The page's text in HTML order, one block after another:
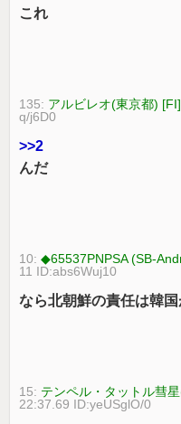
これ
135: アルビレオ(東京都) [FI]
q/j6D0
>>2
んだ
10:◆65537PNPSA (SB-
11 ID:abs6Wuj10
なら北朝鮮の責任は韓
15: テンペル・タットル彗
22:37.69 ID:yeUSglO/0